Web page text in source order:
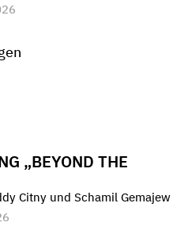
„BEYOND THE
Citny und Schamil Gemajew